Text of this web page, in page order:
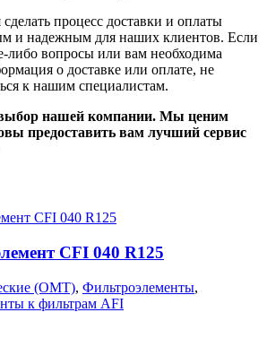
процесс доставки и оплаты
и надежным для наших клиентов. Если
либо вопросы или вам необходима
о доставке или оплате, не
к нашим специалистам.
выбор нашей компании. Мы ценим
предоставить вам лучший сервис
CFI 040 R125
(OMT), Фильтроэлементы,
к фильтрам AFI